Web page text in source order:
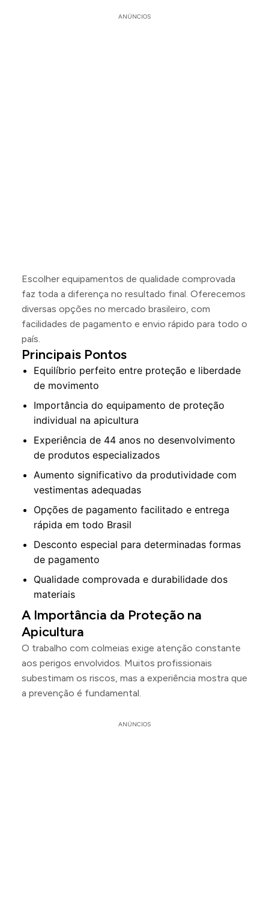
ANÚNCIOS
Escolher equipamentos de qualidade comprovada
faz toda a diferença no resultado final. Oferecemos
diversas opções no mercado brasileiro, com
facilidades de pagamento e envio rápido para todo o
país.
Principais Pontos
Equilíbrio perfeito entre proteção e liberdade
de movimento
Importância do equipamento de proteção
individual na apicultura
Experiência de 44 anos no desenvolvimento
de produtos especializados
Aumento significativo da produtividade com
vestimentas adequadas
Opções de pagamento facilitado e entrega
rápida em todo Brasil
Desconto especial para determinadas formas
de pagamento
Qualidade comprovada e durabilidade dos
materiais
A Importância da Proteção na
Apicultura
O trabalho com colmeias exige atenção constante
aos perigos envolvidos. Muitos profissionais
subestimam os riscos, mas a experiência mostra que
a prevenção é fundamental.
ANÚNCIOS